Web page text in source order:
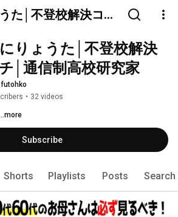
た│不登校解決コー
りょうた│不登校解決
│通信制高校研究家
• 32 videos
Subscribe
Shorts Playlists Posts Search